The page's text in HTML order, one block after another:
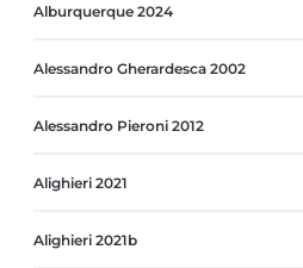
Alburquerque 2024
Alessandro Gherardesca 2002
Alessandro Pieroni 2012
Alighieri 2021
Alighieri 2021b